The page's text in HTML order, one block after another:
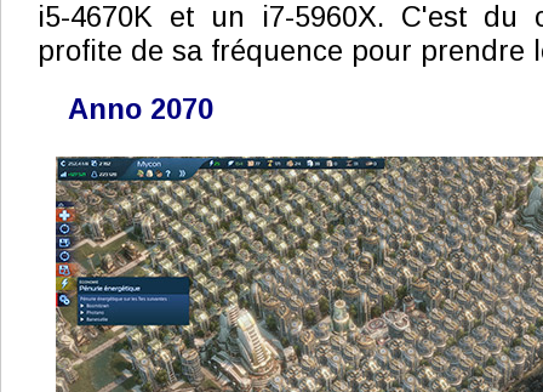
i5-4670K et un i7-5960X. C'est du
profite de sa fréquence pour prendre
Anno 2070